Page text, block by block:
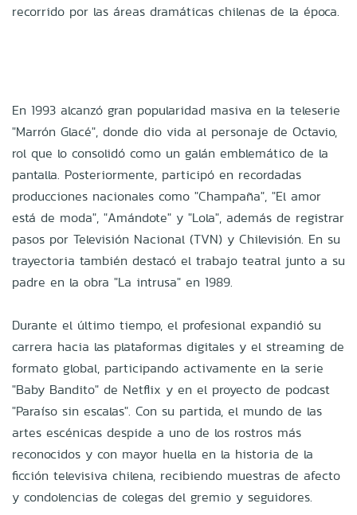
recorrido por las áreas dramáticas chilenas de la época.
En 1993 alcanzó gran popularidad masiva en la teleserie
"Marrón Glacé", donde dio vida al personaje de Octavio,
rol que lo consolidó como un galán emblemático de la
pantalla. Posteriormente, participó en recordadas
producciones nacionales como "Champaña", "El amor
está de moda", "Amándote" y "Lola", además de registrar
pasos por Televisión Nacional (TVN) y Chilevisión. En su
trayectoria también destacó el trabajo teatral junto a su
padre en la obra "La intrusa" en 1989.
Durante el último tiempo, el profesional expandió su
carrera hacia las plataformas digitales y el streaming de
formato global, participando activamente en la serie
"Baby Bandito" de Netflix y en el proyecto de podcast
"Paraíso sin escalas". Con su partida, el mundo de las
artes escénicas despide a uno de los rostros más
reconocidos y con mayor huella en la historia de la
ficción televisiva chilena, recibiendo muestras de afecto
y condolencias de colegas del gremio y seguidores.